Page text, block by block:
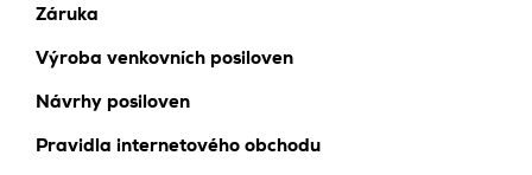
Záruka
Výroba venkovních posiloven
Návrhy posiloven
Pravidla internetového obchodu